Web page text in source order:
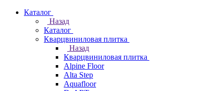
Каталог
Назад
Каталог
Кварцвиниловая плитка
Назад
Кварцвиниловая плитка
Alpine Floor
Alta Step
Aquafloor